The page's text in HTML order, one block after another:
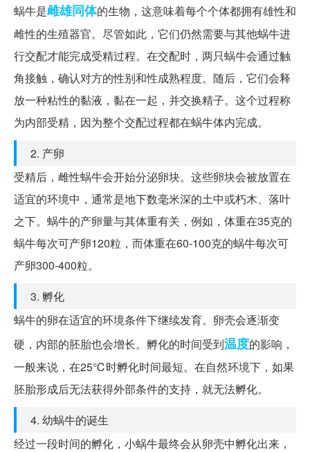
蜗牛是雌雄同体的生物，这意味着每个个体都拥有雄性和
雌性的生殖器官。尽管如此，它们仍然需要与其他蜗牛进
行交配才能完成受精过程。在交配时，两只蜗牛会通过触
角接触，确认对方的性别和性成熟程度。随后，它们会释
放一种粘性的黏液，黏在一起，并交换精子。这个过程称
为内部受精，因为整个交配过程都在蜗牛体内完成。
2. 产卵
受精后，雌性蜗牛会开始分泌卵块。这些卵块会被放置在
适宜的环境中，通常是地下数毫米深的土中或朽木、落叶
之下。蜗牛的产卵量与其体重有关，例如，体重在35克的
蜗牛每次可产卵120粒，而体重在60-100克的蜗牛每次可
产卵300-400粒。
3. 孵化
蜗牛的卵在适宜的环境条件下继续发育。卵壳会逐渐变
硬，内部的胚胎也会增长。孵化的时间受到温度的影响，
一般来说，在25℃时孵化时间最短。在自然环境下，如果
胚胎形成后无法获得外部条件的支持，就无法孵化。
4. 幼蜗牛的诞生
经过一段时间的孵化，小蜗牛最终会从卵壳中孵化出来，